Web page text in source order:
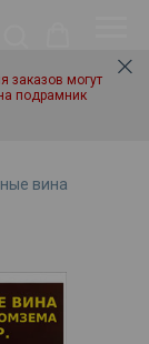
заказов могут
подрамник
вина